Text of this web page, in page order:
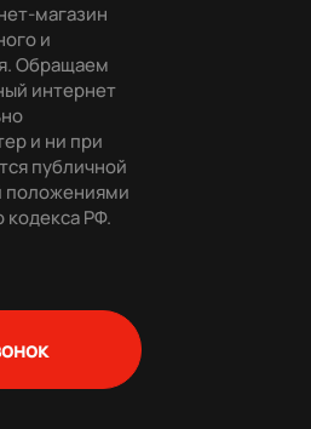
магазин
и
Обращаем
интернет
и ни при
публичной
положениями
кодекса РФ.